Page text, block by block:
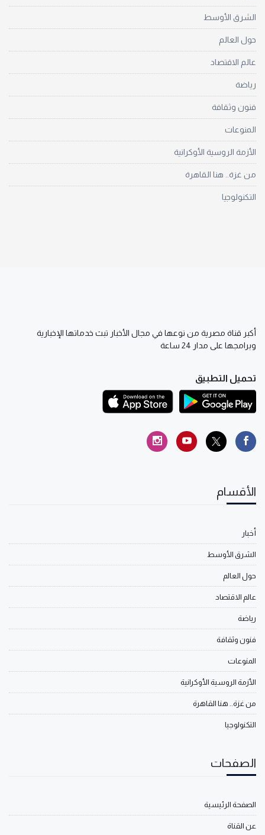
الشرق الأوسط
حول العالم
عالم الاقتصاد
رياضة
فنون وثقافة
المنوعات
الأزمة الروسية الأوكرانية
من غزة.. هنا القاهرة
التكنولوجيا
أكبر قناة مصرية من نوعها في مجال الأخبار تبث خدماتها الإخبارية
وبرامجها على مدار 24 ساعة
تحميل التطبيق
الأقسام
أخبار
الشرق الأوسط
حول العالم
عالم الاقتصاد
رياضة
فنون وثقافة
المنوعات
الأزمة الروسية الأوكرانية
من غزة.. هنا القاهرة
التكنولوجيا
الصفحات
الصفحة الرئيسية
عن القناة